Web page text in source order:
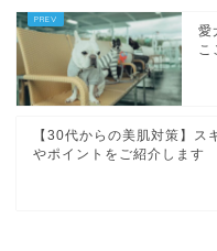
愛
こ
【30代からの美肌対策】ス
やポイントをご紹介します